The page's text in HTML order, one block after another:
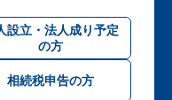
設立・法人成り予定
の方
相続税申告の方